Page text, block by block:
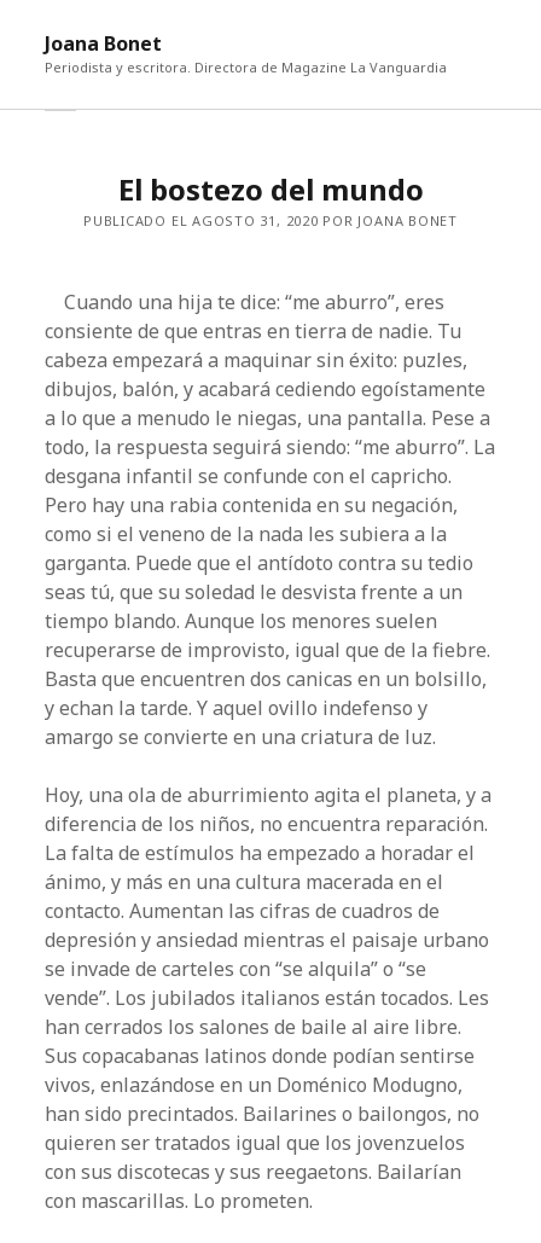
Joana Bonet
Periodista y escritora. Directora de Magazine La Vanguardia
El bostezo del mundo
PUBLICADO EL AGOSTO 31, 2020 POR JOANA BONET
Cuando una hija te dice: “me aburro”, eres
consiente de que entras en tierra de nadie. Tu
cabeza empezará a maquinar sin éxito: puzles,
dibujos, balón, y acabará cediendo egoístamente
a lo que a menudo le niegas, una pantalla. Pese a
todo, la respuesta seguirá siendo: “me aburro”. La
desgana infantil se confunde con el capricho.
Pero hay una rabia contenida en su negación,
como si el veneno de la nada les subiera a la
garganta. Puede que el antídoto contra su tedio
seas tú, que su soledad le desvista frente a un
tiempo blando. Aunque los menores suelen
recuperarse de improvisto, igual que de la fiebre.
Basta que encuentren dos canicas en un bolsillo,
y echan la tarde. Y aquel ovillo indefenso y
amargo se convierte en una criatura de luz.
Hoy, una ola de aburrimiento agita el planeta, y a
diferencia de los niños, no encuentra reparación.
La falta de estímulos ha empezado a horadar el
ánimo, y más en una cultura macerada en el
contacto. Aumentan las cifras de cuadros de
depresión y ansiedad mientras el paisaje urbano
se invade de carteles con “se alquila” o “se
vende”. Los jubilados italianos están tocados. Les
han cerrados los salones de baile al aire libre.
Sus copacabanas latinos donde podían sentirse
vivos, enlazándose en un Doménico Modugno,
han sido precintados. Bailarines o bailongos, no
quieren ser tratados igual que los jovenzuelos
con sus discotecas y sus reegaetons. Bailarían
con mascarillas. Lo prometen.